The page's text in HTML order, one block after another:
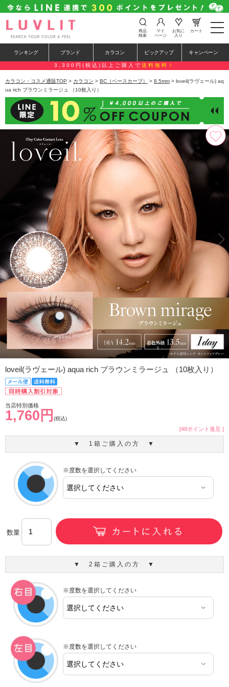
t
o
e
n
a
a
i
o
n
商品
検索
マイ
ページ
お気に
入り
カート
ランキング ブランド カラコン ピックアップ キャンペーン
3,300円(税込)以上ご購入で 送料無料！
カラコン・コスメ通販TOP > カラコン > BC（ベースカーブ） > 8.5mm > loveil(ラヴェール) aq
ua rich ブラウンミラージュ （10枚入り）
loveil(ラヴェール) aqua rich ブラウンミラージュ （10枚入り）
当店特別価格
1,760円 (税込)
[48ポイント進呈 ]
▼ 1箱ご購入の方 ▼
※度数を選択してください
数量
▼ 2箱ご購入の方 ▼
※度数を選択してください
※度数を選択してください